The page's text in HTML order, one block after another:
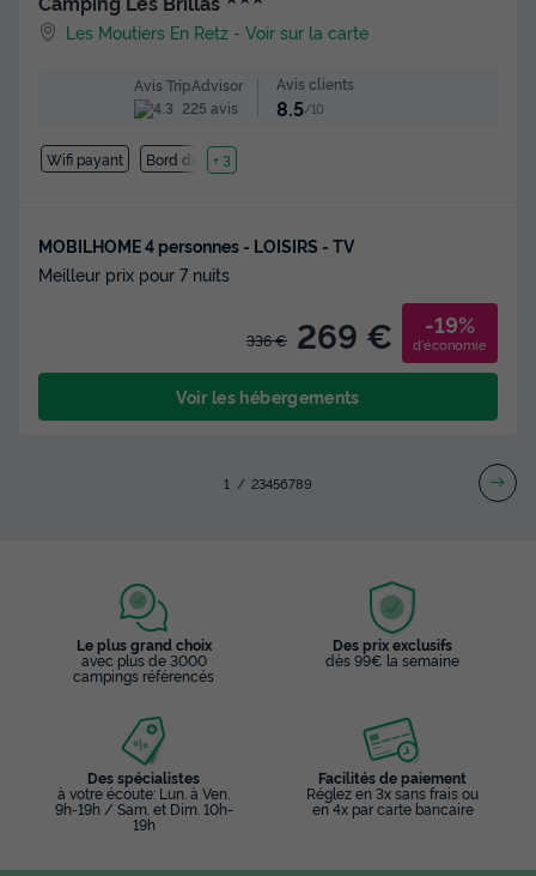
Les Moutiers En Retz -Voir sur la carte
Avis TripAdvisor
225 avis
Avis clients
8.5/10
Wifi payant Bord de mer
+ 3
MOBILHOME 4 personnes - LOISIRS - TV
Meilleur prix pour 7 nuits
336 € 269 € -19%
d'économie
Voir les hébergements
1 23456789
Le plus grand choix
avec plus de 3000
campings référencés
Des prix exclusifs
dès 99€ la semaine
Des spécialistes
à votre écoute: Lun. à Ven.
9h-19h / Sam. et Dim. 10h-
19h
Facilités de paiement
Réglez en 3x sans frais ou
en 4x par carte bancaire